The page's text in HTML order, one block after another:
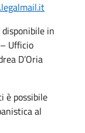
in
Ufficio
D’Oria
è possibile
al